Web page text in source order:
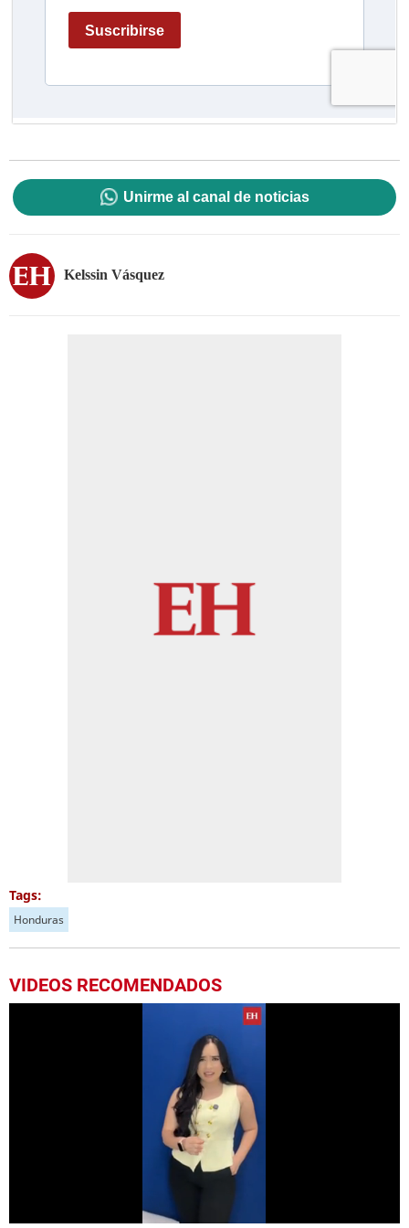
Unirme al canal de noticias
Kelssin Vásquez
Tags:
Honduras
VIDEOS RECOMENDADOS